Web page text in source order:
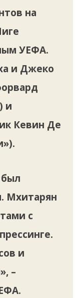
на
УЕФА.
и Джеко
и
Кевин Де
Мхитарян
с
и
–